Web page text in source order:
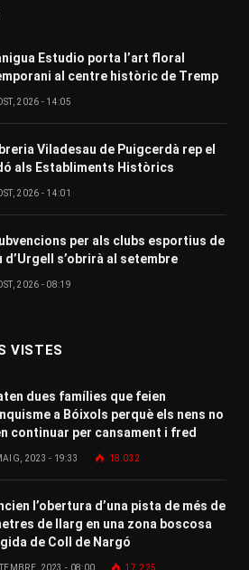
Estudio porta l’art floral
al centre històric de Tremp
2026 - 14:05
Viladesau de Puigcerdà rep el
als Establiments Històrics
2026 - 14:01
per als clubs esportius de
d’Urgell s’obrirà al setembre
2026 - 08:19
VISTES
dues famílies que feien
a Bóixols perquè els nens no
continuar per cansament i fred
2023 - 19:33 18.032
l’obertura d’una pista de més de
de llarg en una zona boscosa
de Coll de Nargó
2023 - 08:00 17.225